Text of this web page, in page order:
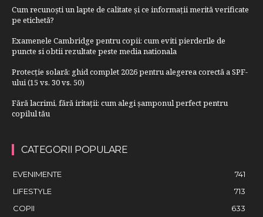
Cum recunoști un lapte de calitate și ce informații merită verificate
pe etichetă?
Examenele Cambridge pentru copii: cum eviti pierderile de
puncte si obtii rezultate peste media nationala
Protecție solară: ghid complet 2026 pentru alegerea corectă a SPF-
ului (15 vs. 30 vs. 50)
Fără lacrimi, fără iritații: cum alegi șamponul perfect pentru
copilul tău
CATEGORII POPULARE
EVENIMENTE
741
LIFESTYLE
713
COPII
633